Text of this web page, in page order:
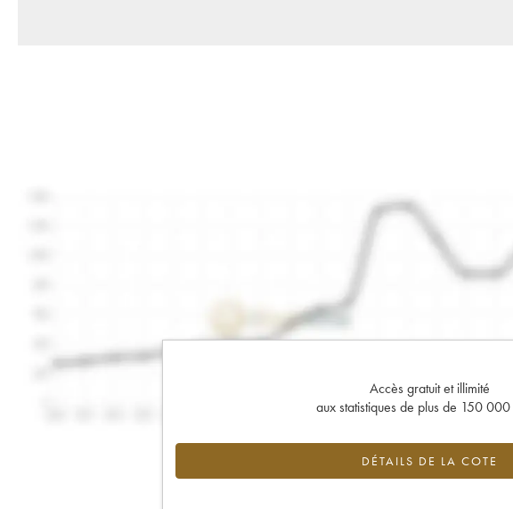
Accès gratuit et illimité
aux statistiques de plus de 150 000
DÉTAILS DE LA COTE